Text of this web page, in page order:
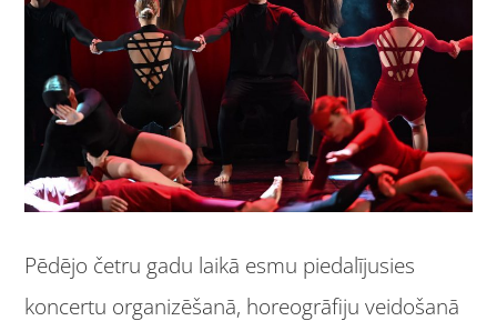
Pēdējo četru gadu laikā esmu piedalījusies
koncertu organizēšanā, horeogrāfiju veidošanā